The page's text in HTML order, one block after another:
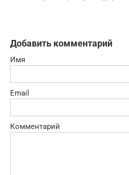
Добавить комментарий
Имя
Email
Комментарий